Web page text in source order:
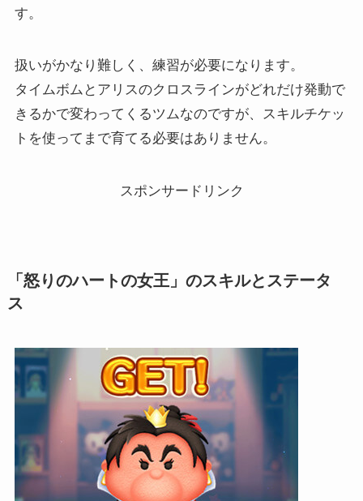
す。
扱いがかなり難しく、練習が必要になります。
タイムボムとアリスのクロスラインがどれだけ発動で
きるかで変わってくるツムなのですが、スキルチケッ
トを使ってまで育てる必要はありません。
スポンサードリンク
「怒りのハートの女王」のスキルとステータ
ス